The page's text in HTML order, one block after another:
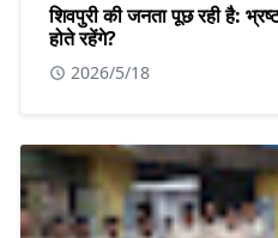
शिवपुरी की जनता पूछ रही है:
होते रहेंगे?
2026/5/18